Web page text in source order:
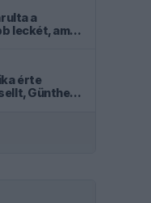
a
leckét, amit
érte
Günther